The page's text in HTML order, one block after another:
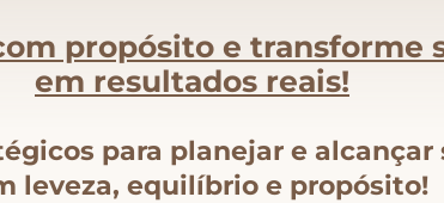
propósito e transforme
em resultados reais!
para planejar e alcançar
leveza, equilíbrio e propósito!